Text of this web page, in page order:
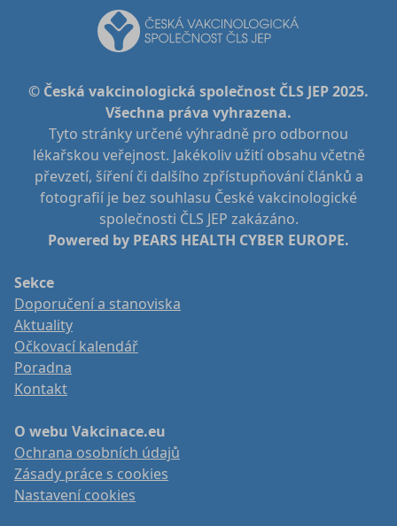
© Česká vakcinologická společnost ČLS JEP 2025.
Všechna práva vyhrazena.
Tyto stránky určené výhradně pro odbornou
lékařskou veřejnost. Jakékoliv užití obsahu včetně
převzetí, šíření či dalšího zpřístupňování článků a
fotografií je bez souhlasu České vakcinologické
společnosti ČLS JEP zakázáno.
Powered by PEARS HEALTH CYBER EUROPE.
Sekce
Doporučení a stanoviska
Aktuality
Očkovací kalendář
Poradna
Kontakt
O webu Vakcinace.eu
Ochrana osobních údajů
Zásady práce s cookies
Nastavení cookies